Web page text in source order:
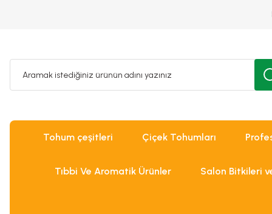
Tohum çeşitleri Çiçek Tohumları
Tıbbi Ve Aromatik Ürünler Salon Bitkileri